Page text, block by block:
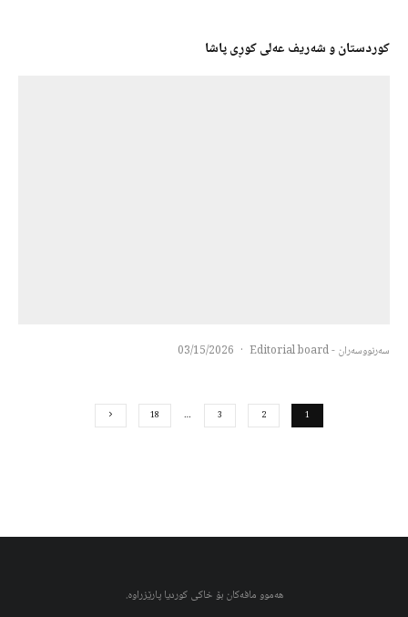
کوردستان و شەریف عەلی کوڕی پاشا
سەرنووسەران - Editorial board ·
03/15/2026
1
2
3
…
18
هەموو مافەکان بۆ خاکی کوردیا پارێزراوە.